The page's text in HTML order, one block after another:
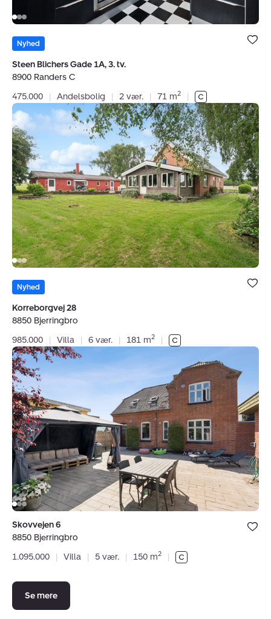
Bolig er
under dine
Nyhed
Steen Blichers Gade 1A, 3. tv.
8900 Randers C
475.000
| Andelsbolig | 2 vær. | 71 m2 |
Villa:
Korreborgvej
28,
8850
Bjerringbro
Bolig er
under dine
Nyhed
Korreborgvej 28
8850 Bjerringbro
985.000
| Villa | 6 vær. | 181 m2 |
Villa:
Skovvejen
6,
8850
Bjerringbro
Bolig er
under dine
Skovvejen 6
8850 Bjerringbro
1.095.000
| Villa | 5 vær. | 150 m2 |
Se mere